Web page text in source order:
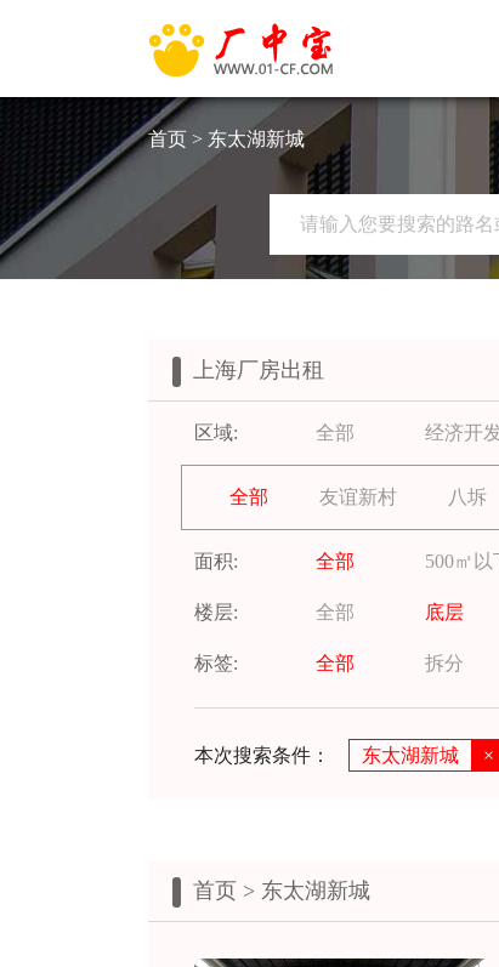
首页 > 东太湖新城
上海厂房出租
区域: 全部 经济开
全部 友谊新村 八坼
面积: 全部 500㎡以
楼层: 全部 底层
标签: 全部 拆分
本次搜索条件： 东太湖新城 ×
首页 > 东太湖新城